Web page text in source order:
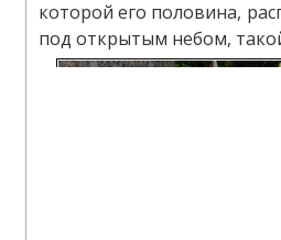
которой его половина,
под открытым небом,